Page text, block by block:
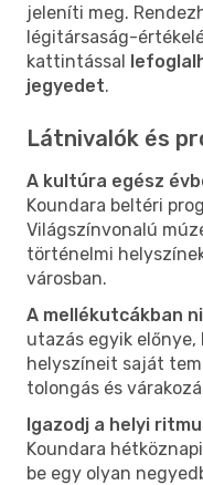
jeleníti meg.
légitársaság-
kattintással
jegyedet.
Látnivalók és
A kultúra egész
Koundara beltéri
Világszínvonalú
történelmi
városban.
A mellékutcákban
utazás egyik
helyszíneit saját
tolongás és
Igazodj a helyi
Koundara
be egy olyan